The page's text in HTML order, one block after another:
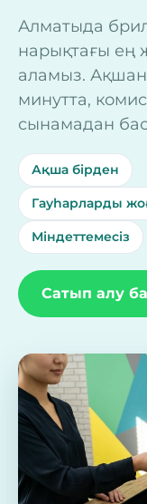
Алматыда
нарықтағы ең
аламыз.
минутта,
сынамадан
Ақша бірден
Гауһарларды
Міндеттемесіз
Сатып алу